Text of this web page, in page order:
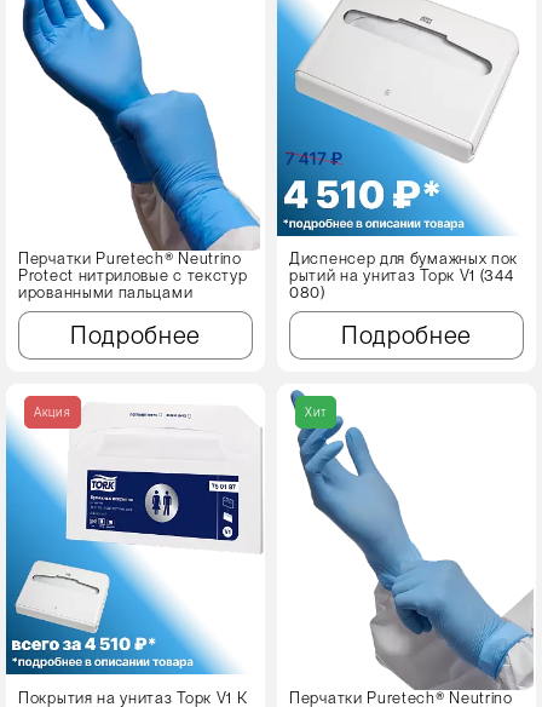
Перчатки Puretech® Neutrino
Protect нитриловые с текстур
ированными пальцами
Подробнее
Диспенсер для бумажных пок
рытий на унитаз Торк V1 (344
080)
Подробнее
Акция
Покрытия на унитаз Торк V1 К
Хит
Перчатки Puretech® Neutrino